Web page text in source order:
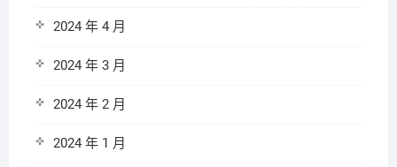
2024 年 4 月
2024 年 3 月
2024 年 2 月
2024 年 1 月